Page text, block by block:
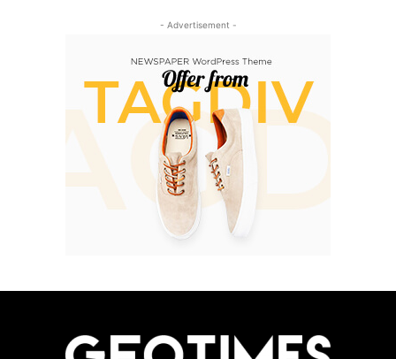
- Advertisement -